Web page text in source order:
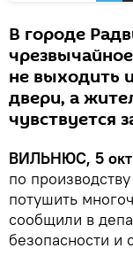
В городе
не выходить
двери, а
чувствуется
ВИЛЬНЮС, 5
по
потушить
сообщили в
безопасности и